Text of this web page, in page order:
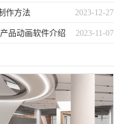
2023-12-27
作方法
2023-11-07
品动画软件介绍